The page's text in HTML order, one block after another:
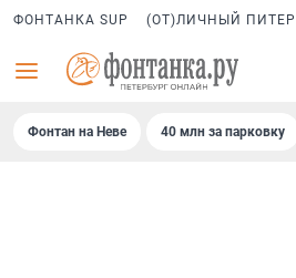
ФОНТАНКА SUP (ОТ)ЛИЧНЫЙ ПИТЕР
Фонтан на Неве 40 млн за парковку